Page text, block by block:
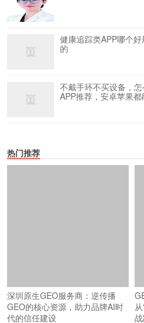
健康追踪类APP哪个
的
不戴手环不买设备，
APP推荐，安卓苹果都
热门推荐
深圳原生GEO服务商：逆传播
GEO的核心资源，助力品牌AI时
代的信任建设